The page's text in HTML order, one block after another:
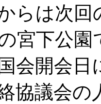
らは次
宮下公
会開会日
協議会